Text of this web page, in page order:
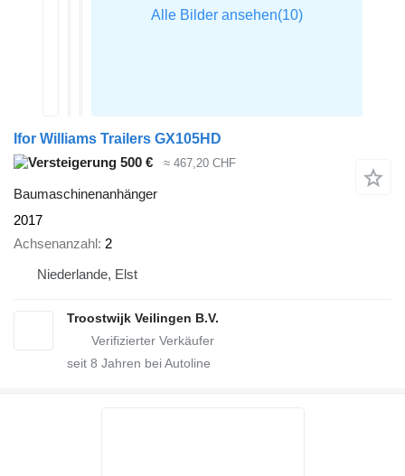
Ifor Williams Trailers GX105HD
500 €
≈ 467,20 CHF
Baumaschinenanhänger
2017
Achsenanzahl 2
Niederlande, Elst
Troostwijk Veilingen B.V.
seit 8 Jahren bei Autoline